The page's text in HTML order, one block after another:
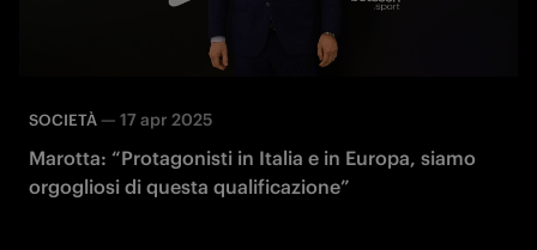
SOCIETÀ — 17 apr 2025
Marotta: “Protagonisti in Italia e in Europa, siamo
orgogliosi di questa qualificazione”